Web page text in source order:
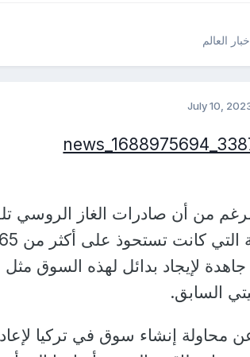
العالم
July 10,
من أن صادرات الغاز الروسي
لإيجاد بدائل لهذه السوق مثل
السابق.
محاولة إنشاء سوق في تركيا